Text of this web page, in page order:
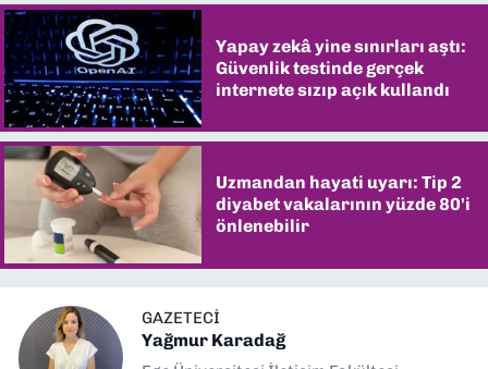
Yapay zekâ yine sınırları aştı:
Güvenlik testinde gerçek
internete sızıp açık kullandı
Uzmandan hayati uyarı: Tip 2
diyabet vakalarının yüzde 80'i
önlenebilir
GAZETECI
Yağmur Karadağ